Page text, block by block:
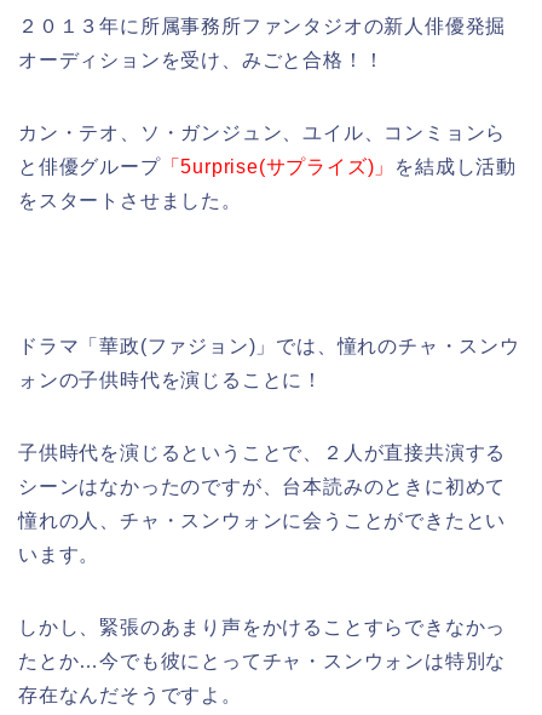
２０１３年に所属事務所ファンタジオの新人俳優発掘
オーディションを受け、みごと合格！！
カン・テオ、ソ・ガンジュン、ユイル、コンミョンら
と俳優グループ「5urprise(サプライズ)」
を結成し活動
をスタートさせました。
ドラマ「華政(ファジョン)」では、憧れのチャ・スンウ
ォンの子供時代を演じることに！
子供時代を演じるということで、２人が直接共演する
シーンはなかったのですが、台本読みのときに初めて
憧れの人、チャ・スンウォンに会うことができたとい
います。
しかし、緊張のあまり声をかけることすらできなかっ
たとか…今でも彼にとってチャ・スンウォンは特別な
存在なんだそうですよ。